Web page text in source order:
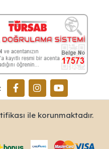
ile korunmaktadır.